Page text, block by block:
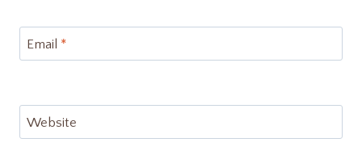
Email *
Website